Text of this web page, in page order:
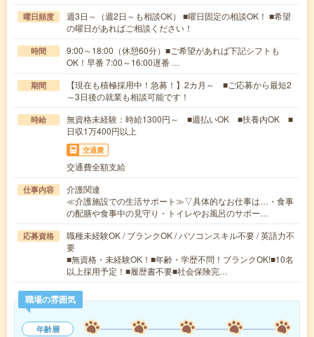
曜日頻度
週3日～（週2日～も相談OK） ■曜日固定の相談OK！ ■希望
の曜日があればご相談ください！
時間
9:00～18:00（休憩60分）■ご希望があれば下記シフトも
OK！早番 7:00～16:00遅番 …
期間
【現在も積極採用中！急募！】2カ月～ ■ご応募から最短2
～3日後の就業も相談可能です！
時給
無資格未経験：時給1300円～ ■週払いOK ■扶養内OK ■
日収1万400円以上
交通費
交通費全額支給
仕事内容
介護関連
≪介護施設での生活サポート≫▽具体的なお仕事は…・食事
の配膳や食事中の見守り・トイレやお風呂のサポー…
応募資格
職種未経験OK / ブランクOK / パソコンスキル不要 / 英語力不
要
■無資格・未経験OK！■年齢・学歴不問！ブランクOK!■10名
以上採用予定！■履歴書不要■社会保険完…
職場の雰囲気
年齢層